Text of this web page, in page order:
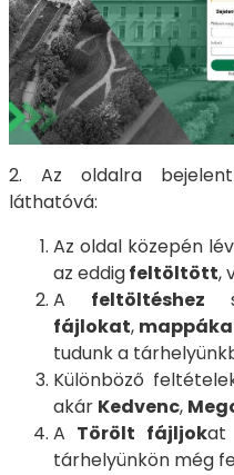
2. Az oldalra
láthatóvá:
Az oldal közepén
az eddigfeltöltött,
A feltöltéshez
fájlokat,
tudunk a
Különböző
akár Kedvenc,
A Törölt fájljokat
tárhelyünkön még